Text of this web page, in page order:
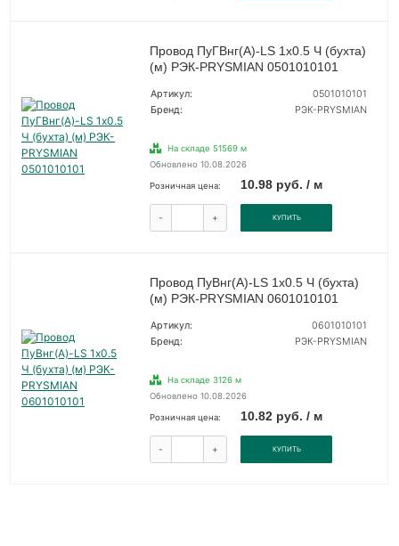
Провод ПуГВнг(А)-LS 1х0.5 Ч (бухта)
(м) РЭК-PRYSMIAN 0501010101
Артикул:
0501010101
Бренд:
РЭК-PRYSMIAN
На складе 51569 м
Обновлено 10.08.2026
Розничная цена: 10.98 руб. / м
- + КУПИТЬ
Провод ПуВнг(А)-LS 1х0.5 Ч (бухта)
(м) РЭК-PRYSMIAN 0601010101
Артикул:
0601010101
Бренд:
РЭК-PRYSMIAN
На складе 3126 м
Обновлено 10.08.2026
Розничная цена: 10.82 руб. / м
- + КУПИТЬ